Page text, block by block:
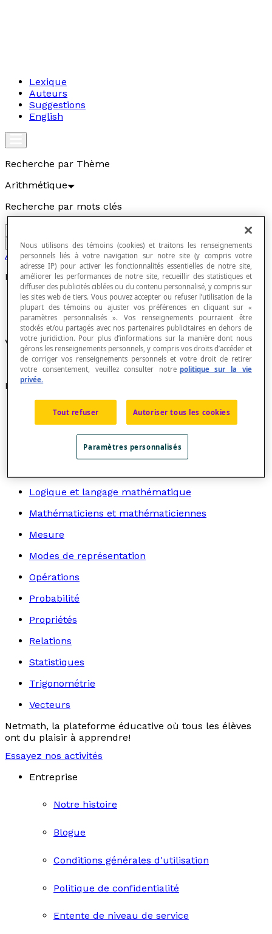
Lexique
Auteurs
Suggestions
English
Recherche par Thème
Arithmétique
Recherche par mots clés
Aller
Arithmétique
Nombre de
Voirnombre dénommé.
Recherche par thème
Algèbre
Arithmétique
Logique et langage mathématique
Mathématiciens et mathématiciennes
Mesure
Modes de représentation
Opérations
Probabilité
Propriétés
Relations
Statistiques
Trigonométrie
Vecteurs
Netmath, la plateforme éducative où tous les élèves
ont du plaisir à apprendre!
Essayez nos activités
Entreprise
Notre histoire
Blogue
Conditions générales d'utilisation
Politique de confidentialité
Entente de niveau de service
Nous utilisons des témoins (cookies) et traitons les renseignements
personnels liés à votre navigation sur notre site (y compris votre
adresse IP) pour activer les fonctionnalités essentielles de notre site,
améliorer les performances de notre site, recueillir des statistiques et
diffuser des publicités ciblées ou du contenu personnalisé, y compris sur
les sites web de tiers. Vous pouvez accepter ou refuser l’utilisation de la
plupart des témoins ou ajuster vos préférences en cliquant sur «
paramètres personnalisés ». Vos renseignements pourraient être
stockés et/ou partagés avec nos partenaires publicitaires en dehors de
votre juridiction. Pour plus d’informations sur la manière dont nous
gérons les renseignements personnels, y compris vos droits d’accéder et
de corriger vos renseignements personnels et votre droit de retirer
votre consentement, veuillez consulter notre politique sur la vie
privée.
Tout refuser Autoriser tous les cookies
Paramètres personnalisés